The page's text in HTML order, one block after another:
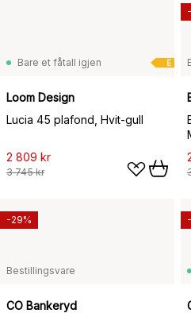
E
Bare et fåtall igjen
Loom Design
Lucia 45 plafond, Hvit-gull
2 809 kr
3 745 kr
Bestillingsvare
CO Bankeryd
-29%